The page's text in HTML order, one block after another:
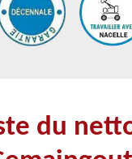
du